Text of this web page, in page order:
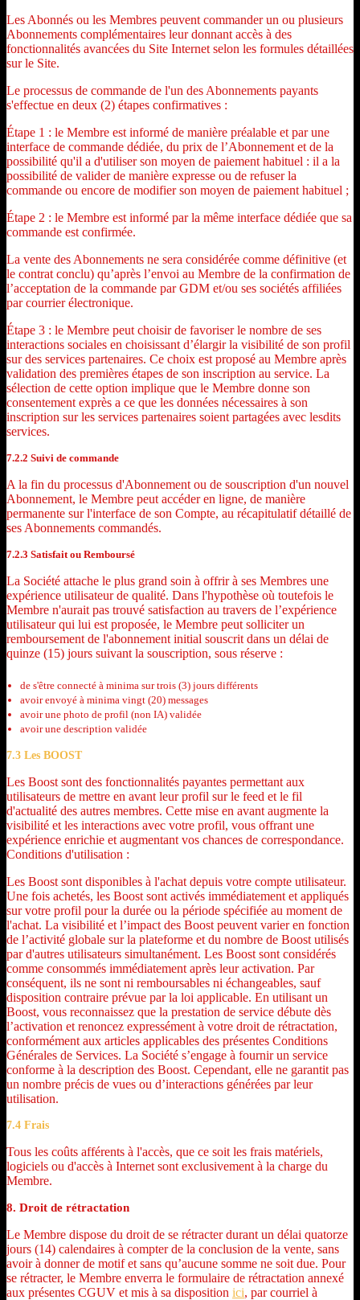
Les Abonnés ou les Membres peuvent commander un ou plusieurs
Abonnements complémentaires leur donnant accès à des
fonctionnalités avancées du Site Internet selon les formules détaillées
sur le Site.
Le processus de commande de l'un des Abonnements payants
s'effectue en deux (2) étapes confirmatives :
Étape 1 : le Membre est informé de manière préalable et par une
interface de commande dédiée, du prix de l’Abonnement et de la
possibilité qu'il a d'utiliser son moyen de paiement habituel : il a la
possibilité de valider de manière expresse ou de refuser la
commande ou encore de modifier son moyen de paiement habituel ;
Étape 2 : le Membre est informé par la même interface dédiée que sa
commande est confirmée.
La vente des Abonnements ne sera considérée comme définitive (et
le contrat conclu) qu’après l’envoi au Membre de la confirmation de
l’acceptation de la commande par GDM et/ou ses sociétés affiliées
par courrier électronique.
Étape 3 : le Membre peut choisir de favoriser le nombre de ses
interactions sociales en choisissant d’élargir la visibilité de son profil
sur des services partenaires. Ce choix est proposé au Membre après
validation des premières étapes de son inscription au service. La
sélection de cette option implique que le Membre donne son
consentement exprès a ce que les données nécessaires à son
inscription sur les services partenaires soient partagées avec lesdits
services.
7.2.2 Suivi de commande
A la fin du processus d'Abonnement ou de souscription d'un nouvel
Abonnement, le Membre peut accéder en ligne, de manière
permanente sur l'interface de son Compte, au récapitulatif détaillé de
ses Abonnements commandés.
7.2.3 Satisfait ou Remboursé
La Société attache le plus grand soin à offrir à ses Membres une
expérience utilisateur de qualité. Dans l'hypothèse où toutefois le
Membre n'aurait pas trouvé satisfaction au travers de l’expérience
utilisateur qui lui est proposée, le Membre peut solliciter un
remboursement de l'abonnement initial souscrit dans un délai de
quinze (15) jours suivant la souscription, sous réserve :
de s'être connecté à minima sur trois (3) jours différents
avoir envoyé à minima vingt (20) messages
avoir une photo de profil (non IA) validée
avoir une description validée
7.3 Les BOOST
Les Boost sont des fonctionnalités payantes permettant aux
utilisateurs de mettre en avant leur profil sur le feed et le fil
d'actualité des autres membres. Cette mise en avant augmente la
visibilité et les interactions avec votre profil, vous offrant une
expérience enrichie et augmentant vos chances de correspondance.
Conditions d'utilisation :
Les Boost sont disponibles à l'achat depuis votre compte utilisateur.
Une fois achetés, les Boost sont activés immédiatement et appliqués
sur votre profil pour la durée ou la période spécifiée au moment de
l'achat. La visibilité et l’impact des Boost peuvent varier en fonction
de l’activité globale sur la plateforme et du nombre de Boost utilisés
par d'autres utilisateurs simultanément. Les Boost sont considérés
comme consommés immédiatement après leur activation. Par
conséquent, ils ne sont ni remboursables ni échangeables, sauf
disposition contraire prévue par la loi applicable. En utilisant un
Boost, vous reconnaissez que la prestation de service débute dès
l’activation et renoncez expressément à votre droit de rétractation,
conformément aux articles applicables des présentes Conditions
Générales de Services. La Société s’engage à fournir un service
conforme à la description des Boost. Cependant, elle ne garantit pas
un nombre précis de vues ou d’interactions générées par leur
utilisation.
7.4 Frais
Tous les coûts afférents à l'accès, que ce soit les frais matériels,
logiciels ou d'accès à Internet sont exclusivement à la charge du
Membre.
8. Droit de rétractation
Le Membre dispose du droit de se rétracter durant un délai quatorze
jours (14) calendaires à compter de la conclusion de la vente, sans
avoir à donner de motif et sans qu’aucune somme ne soit due. Pour
se rétracter, le Membre enverra le formulaire de rétractation annexé
aux présentes CGUV et mis à sa disposition ici, par courriel à